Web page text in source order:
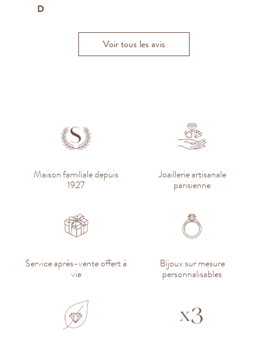
D
J
W
Meliza C.
Voir tous les avis
Maison familiale depuis
1927
Joaillerie artisanale
parisienne
Service après-vente offert à
vie
Bijoux sur mesure
personnalisables